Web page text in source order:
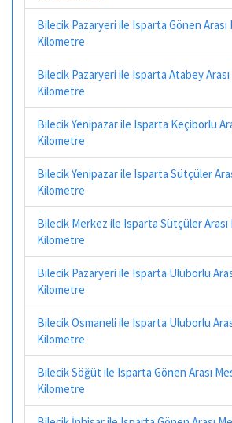
Bilecik Pazaryeri ile Isparta Gönen Arası
Kilometre
Bilecik Pazaryeri ile Isparta Atabey
Kilometre
Bilecik Yenipazar ile Isparta Keçiborlu
Kilometre
Bilecik Yenipazar ile Isparta Sütçüler
Kilometre
Bilecik Merkez ile Isparta Sütçüler Arası
Kilometre
Bilecik Pazaryeri ile Isparta Uluborlu
Kilometre
Bilecik Osmaneli ile Isparta Uluborlu
Kilometre
Bilecik Söğüt ile Isparta Gönen Arası
Kilometre